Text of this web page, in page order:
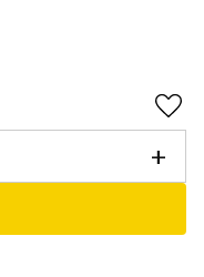
+
Add